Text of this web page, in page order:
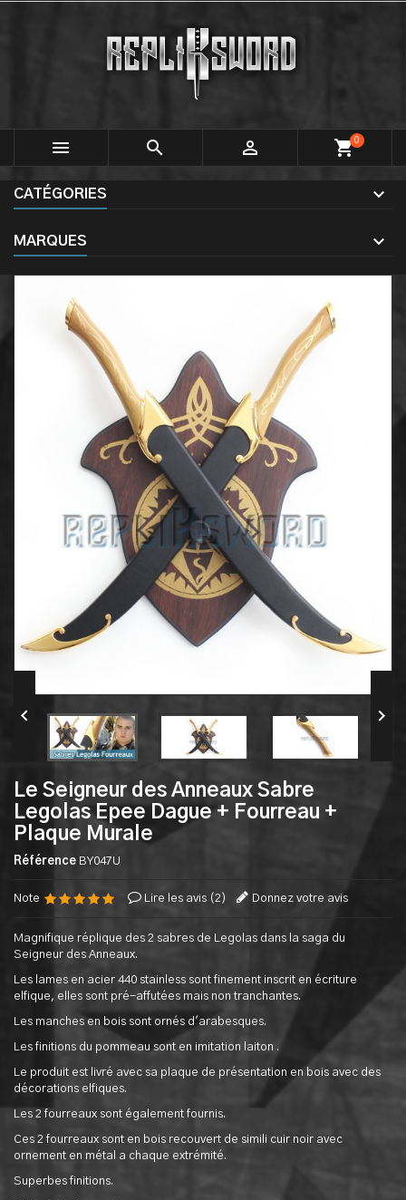
   shopping_cart0
CATÉGORIES
MARQUES
 
Le Seigneur des Anneaux Sabre
Legolas Epee Dague + Fourreau +
Plaque Murale
Référence BY047U
Note Lire les avis (2 ) Donnez votre avis
Magnifique réplique des 2 sabres de Legolas dans la saga du
Seigneur des Anneaux.
Les lames en acier 440 stainless sont finement inscrit en écriture
elfique, elles sont pré-affutées mais non tranchantes.
Les manches en bois sont ornés d'arabesques.
Les finitions du pommeau sont en imitation laiton .
Le produit est livré avec sa plaque de présentation en bois avec des
décorations elfiques.
Les 2 fourreaux sont également fournis.
Ces 2 fourreaux sont en bois recouvert de simili cuir noir avec
ornement en métal a chaque extrémité.
Superbes finitions.